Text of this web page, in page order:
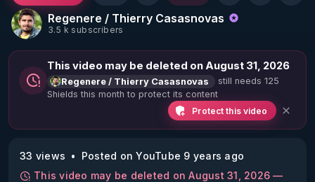
Regenere / Thierry Casasnovas
3.5 k subscribers
This video may be deleted on August 31, 2026
Regenere / Thierry Casasnovas
still needs 125
Shields this month to protect its content
Protect this video
33 views
Posted on YouTube 9 years ago
This video may be deleted on August 31, 2026 —